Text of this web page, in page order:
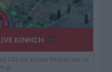
ΚΙΝΗΣΗ
Οδό και κέντρο Αθήνας από το